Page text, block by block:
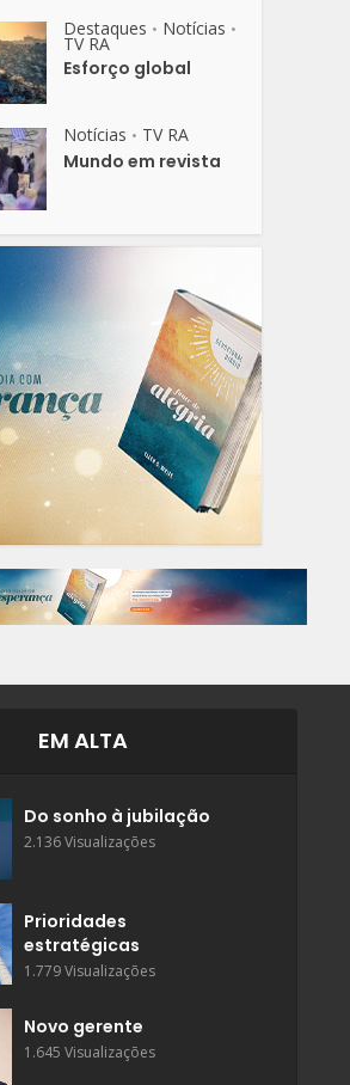
Destaques • Notícias •
TV RA
Esforço global
Notícias • TV RA
Mundo em revista
EM ALTA
Do sonho à jubilação
2.136 Visualizações
Prioridades
estratégicas
1.779 Visualizações
Novo gerente
1.645 Visualizações